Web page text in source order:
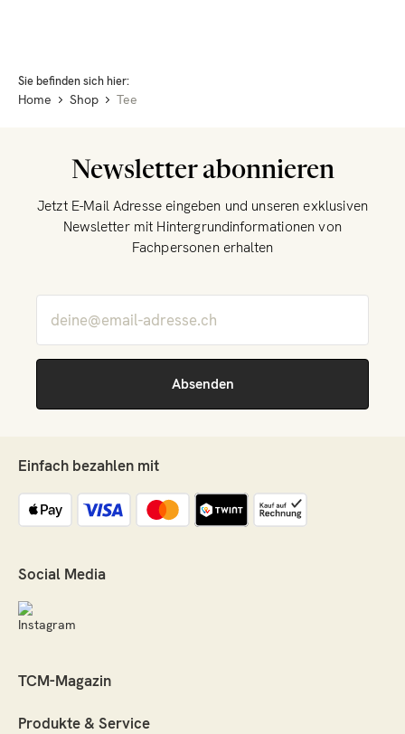
Sie befinden sich hier:
Home Shop Tee
Newsletter abonnieren
Jetzt E-Mail Adresse eingeben und unseren exklusiven
Newsletter mit Hintergrundinformationen von
Fachpersonen erhalten
Einfach bezahlen mit
Social Media
TCM-Magazin
Produkte & Service